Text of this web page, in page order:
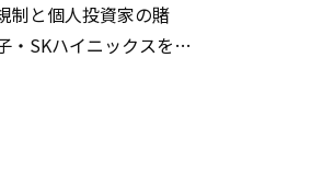
制と個人投資家の賭
SKハイニックスを巡